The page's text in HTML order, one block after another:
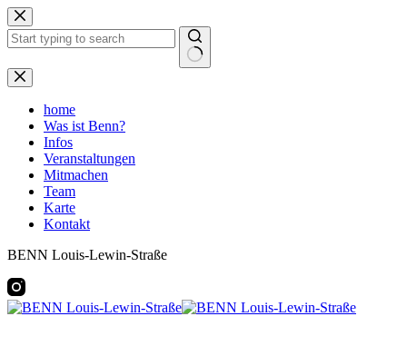
Zum
Inhalt
springen
Keine
Ergebnisse
home
Was ist Benn?
Infos
Veranstaltungen
Mitmachen
Team
Karte
Kontakt
BENN Louis-Lewin-Straße